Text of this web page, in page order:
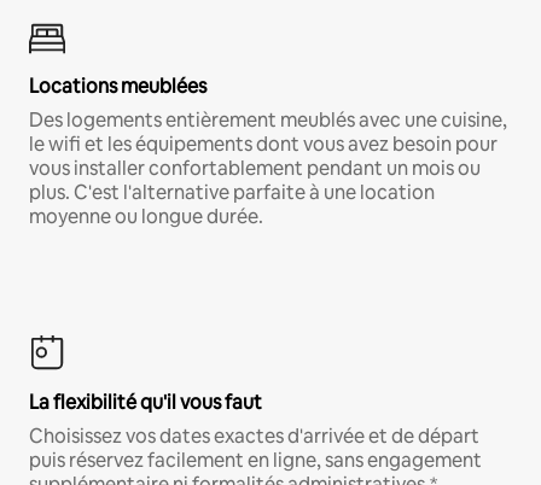
Locations meublées
Des logements entièrement meublés avec une cuisine,
le wifi et les équipements dont vous avez besoin pour
vous installer confortablement pendant un mois ou
plus. C'est l'alternative parfaite à une location
moyenne ou longue durée.
La flexibilité qu'il vous faut
Choisissez vos dates exactes d'arrivée et de départ
puis réservez facilement en ligne, sans engagement